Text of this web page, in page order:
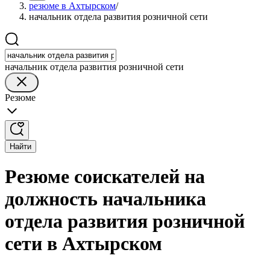
резюме в Ахтырском/
начальник отдела развития розничной сети
начальник отдела развития розничной сети
Резюме
Найти
Резюме соискателей на
должность начальника
отдела развития розничной
сети в Ахтырском